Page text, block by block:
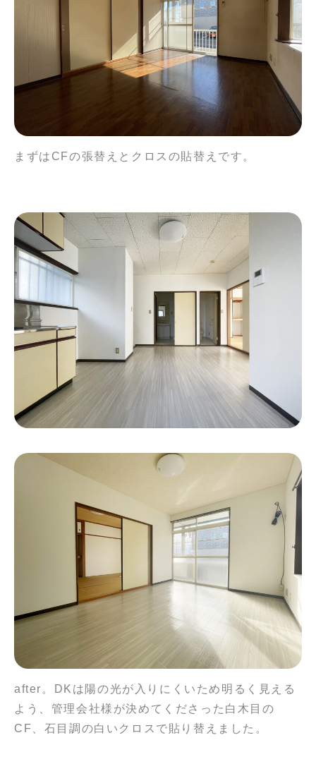
まずはCFの張替えとクロスの貼替えです。
after。DKは陽の光が入りにくいため明るく見える
よう、管理会社様が決めてくださった白木目の
CF、石目調の白いクロスで貼り替えました。